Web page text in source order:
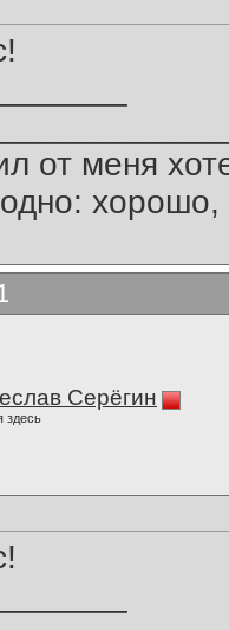
от меня
Серёгин
здесь